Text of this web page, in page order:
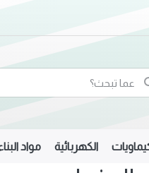
الكهربائية مواد